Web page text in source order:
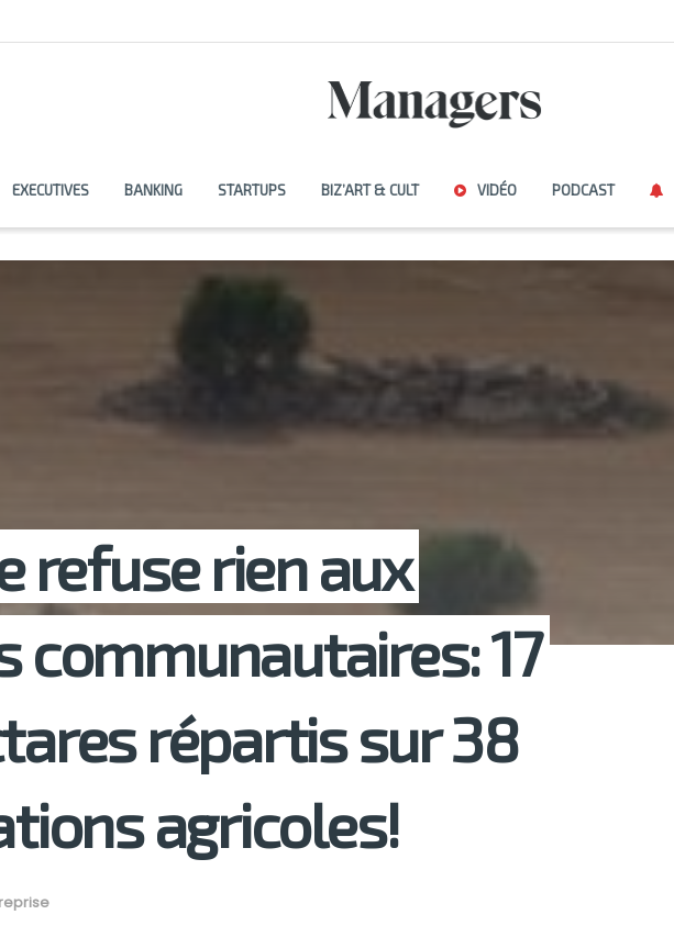
EXECUTIVES BANKING STARTUPS BIZ’ART & CULT VIDÉO PODCAST
refuse rien aux
communautaires: 17
répartis sur 38
agricoles!